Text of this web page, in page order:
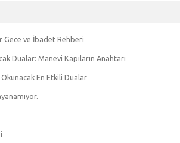
Gece ve İbadet Rehberi
Dualar: Manevi Kapıların Anahtarı
Okunacak En Etkili Dualar